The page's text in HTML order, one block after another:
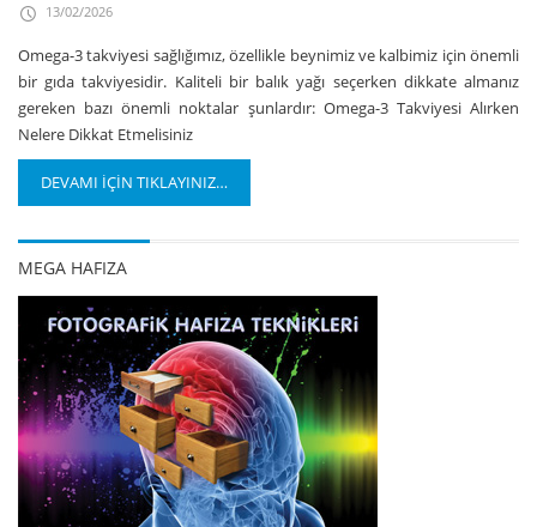
13/02/2026
Omega-3 takviyesi sağlığımız, özellikle beynimiz ve kalbimiz için önemli
bir gıda takviyesidir. Kaliteli bir balık yağı seçerken dikkate almanız
gereken bazı önemli noktalar şunlardır: Omega-3 Takviyesi Alırken
Nelere Dikkat Etmelisiniz
DEVAMI İÇİN TIKLAYINIZ…
MEGA HAFIZA